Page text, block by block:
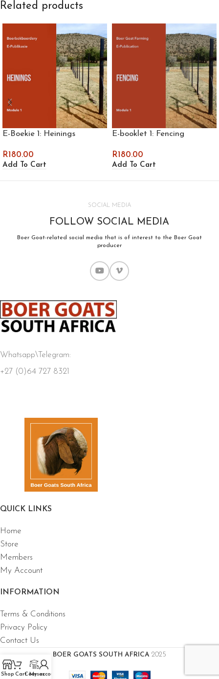
Related products
E-Boekie 1: Heinings
R180.00
Add To Cart
E-booklet 1: Fencing
R180.00
Add To Cart
SOCIAL MEDIA
FOLLOW SOCIAL MEDIA
Boer Goat-related social media that is of interest to the Boer Goat
producer
Whatsapp\Telegram:
+27 (0)64 727 8321
QUICK LINKS
Home
Store
Members
My Account
INFORMATION
Terms & Conditions
Privacy Policy
Contact Us
BOER GOATS SOUTH AFRICA 2025
Shop CartCourses
My account